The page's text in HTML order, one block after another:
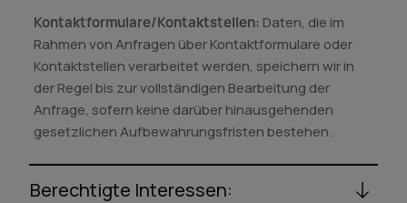
Kontaktformulare/Kontaktstellen: Daten, die im
Rahmen von Anfragen über Kontaktformulare oder
Kontaktstellen verarbeitet werden, speichern wir in
der Regel bis zur vollständigen Bearbeitung der
Anfrage, sofern keine darüber hinausgehenden
gesetzlichen Aufbewahrungsfristen bestehen.
Berechtigte Interessen: